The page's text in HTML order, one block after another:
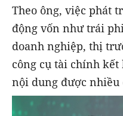
Theo ông, việc phát
động vốn như trái
doanh nghiệp, thị
công cụ tài chính
nội dung được